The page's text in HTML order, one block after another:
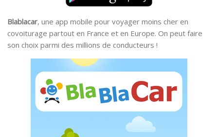
Blablacar, une app mobile pour voyager moins cher en
covoiturage partout en France et en Europe. On peut faire
son choix parmi des millions de conducteurs !